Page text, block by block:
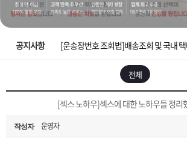
니
워
맨
제
품
은
노
객
마
공지사항
[2026구정 연휴]설 연휴 배송 및 휴무 안
[ios앱 오픈]아이폰 고객 앱설치 가능합니
[무인택배함 이용 안내] 집 밖에 주소로
전체
[섹스 노하우]섹스에 대한 노하우들 정리
작성자 운영자